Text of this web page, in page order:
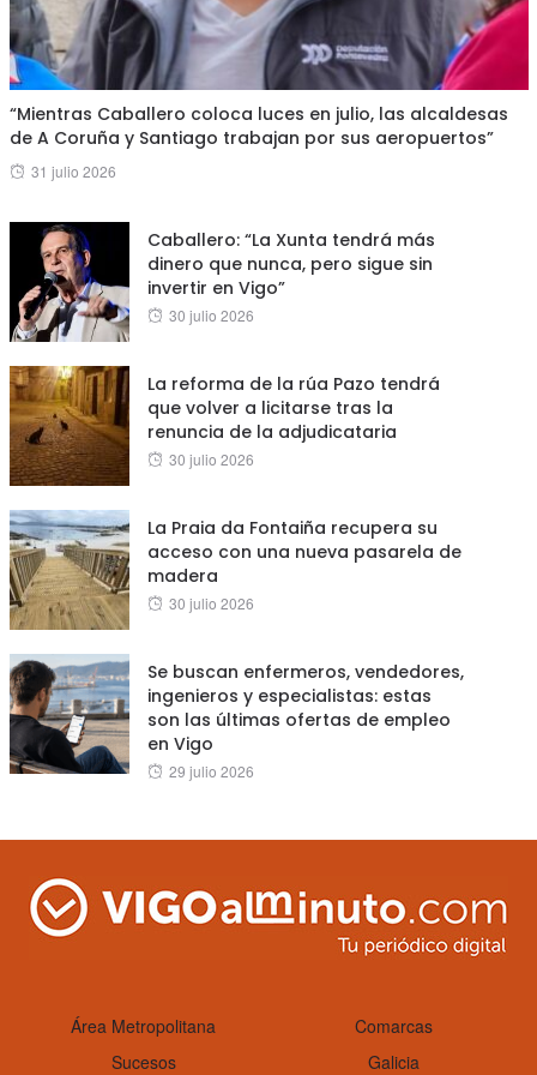
“Mientras Caballero coloca luces en julio, las alcaldesas
de A Coruña y Santiago trabajan por sus aeropuertos”
Posted
31 julio 2026
Caballero: “La Xunta tendrá más
dinero que nunca, pero sigue sin
invertir en Vigo”
Posted
30 julio 2026
La reforma de la rúa Pazo tendrá
que volver a licitarse tras la
renuncia de la adjudicataria
Posted
30 julio 2026
La Praia da Fontaiña recupera su
acceso con una nueva pasarela de
madera
Posted
30 julio 2026
Se buscan enfermeros, vendedores,
ingenieros y especialistas: estas
son las últimas ofertas de empleo
en Vigo
Posted
29 julio 2026
Área Metropolitana
Comarcas
Sucesos
Galicia